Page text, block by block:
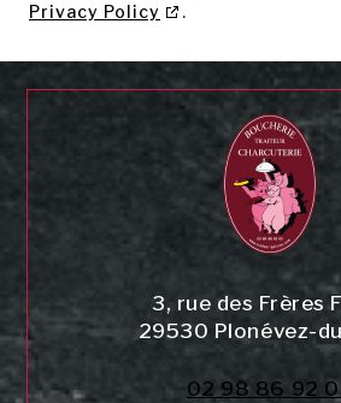
Privacy Policy
.
3, rue des Frères
29530 Plonévez-
02 98 86 92